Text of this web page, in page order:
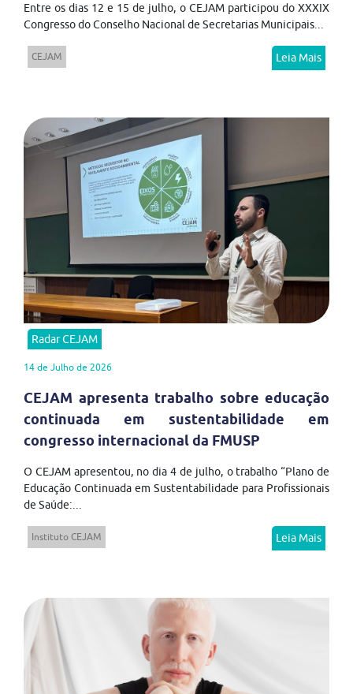
Entre os dias 12 e 15 de julho, o CEJAM participou do XXXIX
Congresso do Conselho Nacional de Secretarias Municipais...
CEJAM Leia Mais
Radar CEJAM
14 de Julho de 2026
CEJAM apresenta trabalho sobre educação
continuada em sustentabilidade em
congresso internacional da FMUSP
O CEJAM apresentou, no dia 4 de julho, o trabalho “Plano de
Educação Continuada em Sustentabilidade para Profissionais
de Saúde:...
Instituto CEJAM Leia Mais